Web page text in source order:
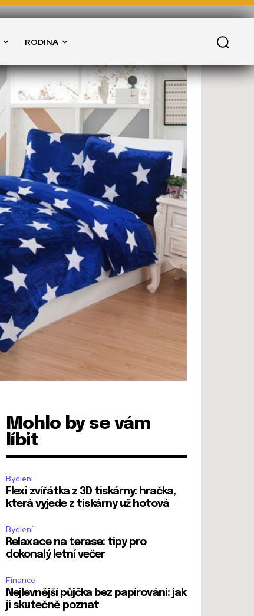
RODINA
Mohlo by se vám
líbit
Bydlení
Flexi zvířátka z 3D tiskárny: hračka,
která vyjede z tiskárny už hotová
Bydlení
Relaxace na terase: tipy pro
dokonalý letní večer
Finance
Nejlevnější půjčka bez papírování: jak
ji skutečně poznat